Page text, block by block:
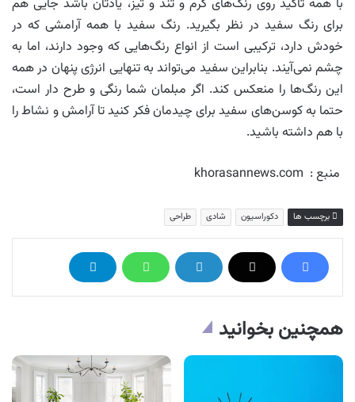
با همه تاکید روی رنگ‌های گرم و تند و تیز، یادتان باشد جایی هم
برای رنگ سفید در نظر بگیرید. رنگ سفید با همه آرامشی که در
خودش دارد، ترکیبی است از انواع رنگ‌هایی که وجود دارند، اما به
چشم نمی‌آیند. بنابراین سفید می‌تواند به تنهایی انرژی پنهان در همه
این رنگ‌ها را منعکس کند. اگر مبلمان شما رنگی و طرح دار است،
حتما به کوسن‌های سفید برای چیدمان فکر کنید تا آرامش و نشاط را
با هم داشته باشید.
منبع : khorasannews.com
برچسب ها دکوراسیون شادی طراحی
همچنین بخوانید